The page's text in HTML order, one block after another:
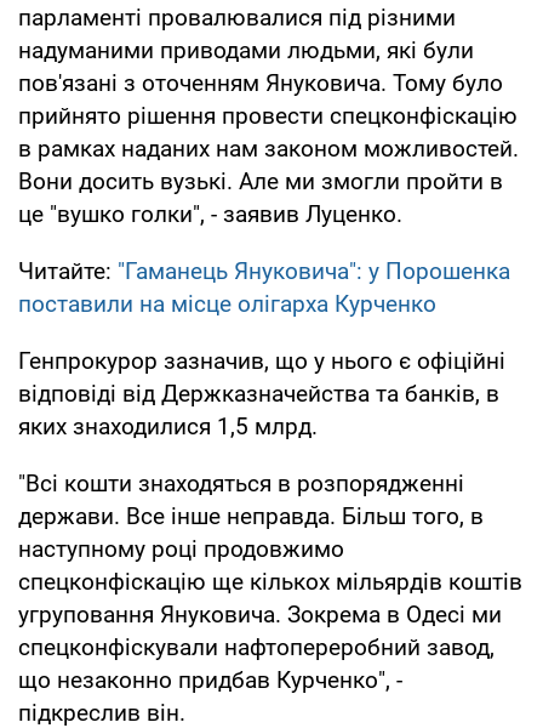
парламенті провалювалися під різними
надуманими приводами людьми, які були
пов'язані з оточенням Януковича. Тому було
прийнято рішення провести спецконфіскацію
в рамках наданих нам законом можливостей.
Вони досить вузькі. Але ми змогли пройти в
це "вушко голки", - заявив Луценко.
Читайте: "Гаманець Януковича": у Порошенка
поставили на місце олігарха Курченко
Генпрокурор зазначив, що у нього є офіційні
відповіді від Держказначейства та банків, в
яких знаходилися 1,5 млрд.
"Всі кошти знаходяться в розпорядженні
держави. Все інше неправда. Більш того, в
наступному році продовжимо
спецконфіскацію ще кількох мільярдів коштів
угруповання Януковича. Зокрема в Одесі ми
спецконфіскували нафтопереробний завод,
що незаконно придбав Курченко", -
підкреслив він.